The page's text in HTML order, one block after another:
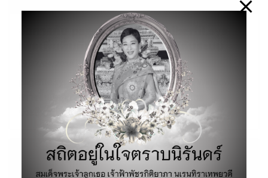
จัดการกับ pagefile.sys และ hiberfil.sys
เพื่อเพิ่มพื้นที่และประสิทธิภาพให้กับระบบ
pagefile.sys และ hiberfil.sys เป็นไฟล์ระบบที่ Windows
สร้างขึ้นแต่ถูกซ่อนเอาไว้ มันจะช่วยเพิ่มพื้นที่และ
ประสิทธิภาพให้กับระบบได้อย่างไร?